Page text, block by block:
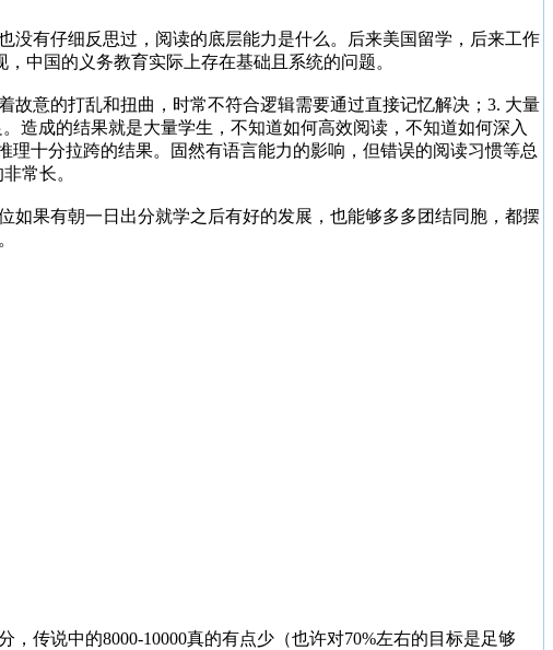
没有仔细反思过，阅读的底层能力是什么。后来美国留学，后来工作
中国的义务教育实际上存在基础且系统的问题。
意的打乱和扭曲，时常不符合逻辑需要通过直接记忆解决；3. 大量
造成的结果就是大量学生，不知道如何高效阅读，不知道如何深入
十分拉跨的结果。固然有语言能力的影响，但错误的阅读习惯等总
常长。
如果有朝一日出分就学之后有好的发展，也能够多多团结同胞，都摆
传说中的8000-10000真的有点少（也许对70%左右的目标是足够